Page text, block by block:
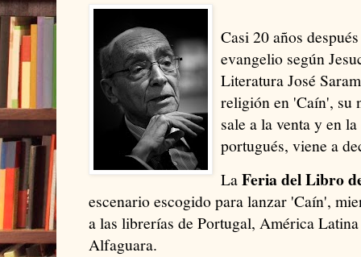
Casi 20 años
evangelio según
Literatura José
religión en 'Caín', su
sale a la venta y en
portugués, viene a
LaFeria del Libro
escenario escogido para lanzar 'Caín',
a las librerías de Portugal, América
Alfaguara.